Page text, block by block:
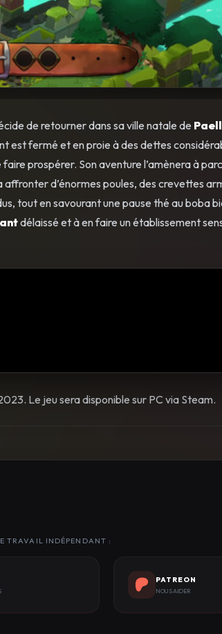
de retourner dans sa ville natale de Paell
est fermé et en proie à des dettes
prospérer. Son aventure l’amènera à
d’énormes poules, des crevettes
tout en savourant une pause thé au boba
délaissé et à en faire un établissement
Le jeu sera disponible sur PC via Steam.
TRAVAIL INDÉPENDANT :
PATREON
NOUS AIDER